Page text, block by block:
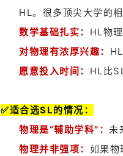
HL。很多顶尖大学的
数学基础扎实： HL物
对物理有浓厚兴趣：
愿意投入时间： HL比
✅适合选SL的情况：
物理是“辅助学科”： 未
物理并非强项： 如果物